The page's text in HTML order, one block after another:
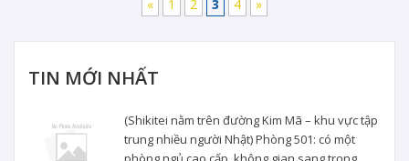
« 1 2 3 4 »
TIN MỚI NHẤT
(Shikitei nằm trên đường Kim Mã – khu vực tập
trung nhiều người Nhật) Phòng 501: có một